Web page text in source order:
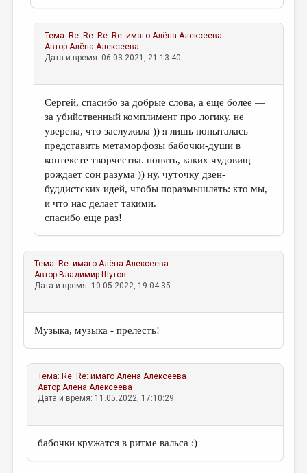
Тема: Re: Re: Re: Re: имаго Алёна Алексеева
АвторАлёна Алексеева
Дата и время: 06.03.2021, 21:13:40
Сергей, спасибо за добрые слова, а еще более —
за убийственный комплимент про логику. не
уверена, что заслужила )) я лишь попыталась
представить метаморфозы бабочки-души в
контексте творчества. понять, каких чудовищ
рождает сон разума )) ну, чуточку дзен-
буддистских идей, чтобы поразмышлять: кто мы,
и что нас делает такими.
спасибо еще раз!
Тема: Re: имаго Алёна Алексеева
Автор Владимир Шутов
Дата и время: 10.05.2022, 19:04:35
Музыка, музыка - прелесть!
Тема: Re: Re: имаго Алёна Алексеева
АвторАлёна Алексеева
Дата и время: 11.05.2022, 17:10:29
бабочки кружатся в ритме вальса :)